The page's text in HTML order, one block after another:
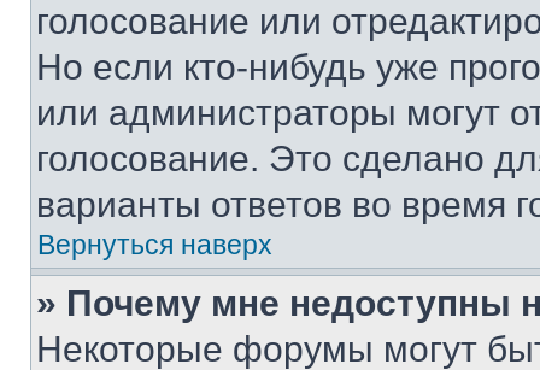
голосование или
Но если кто-нибудь уже
или администраторы могут
голосование. Это сделано
варианты ответов во время
Вернуться наверх
» Почему мне недоступны
Некоторые форумы могут